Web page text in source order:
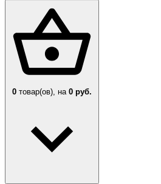
0 товар(ов), на 0 руб.